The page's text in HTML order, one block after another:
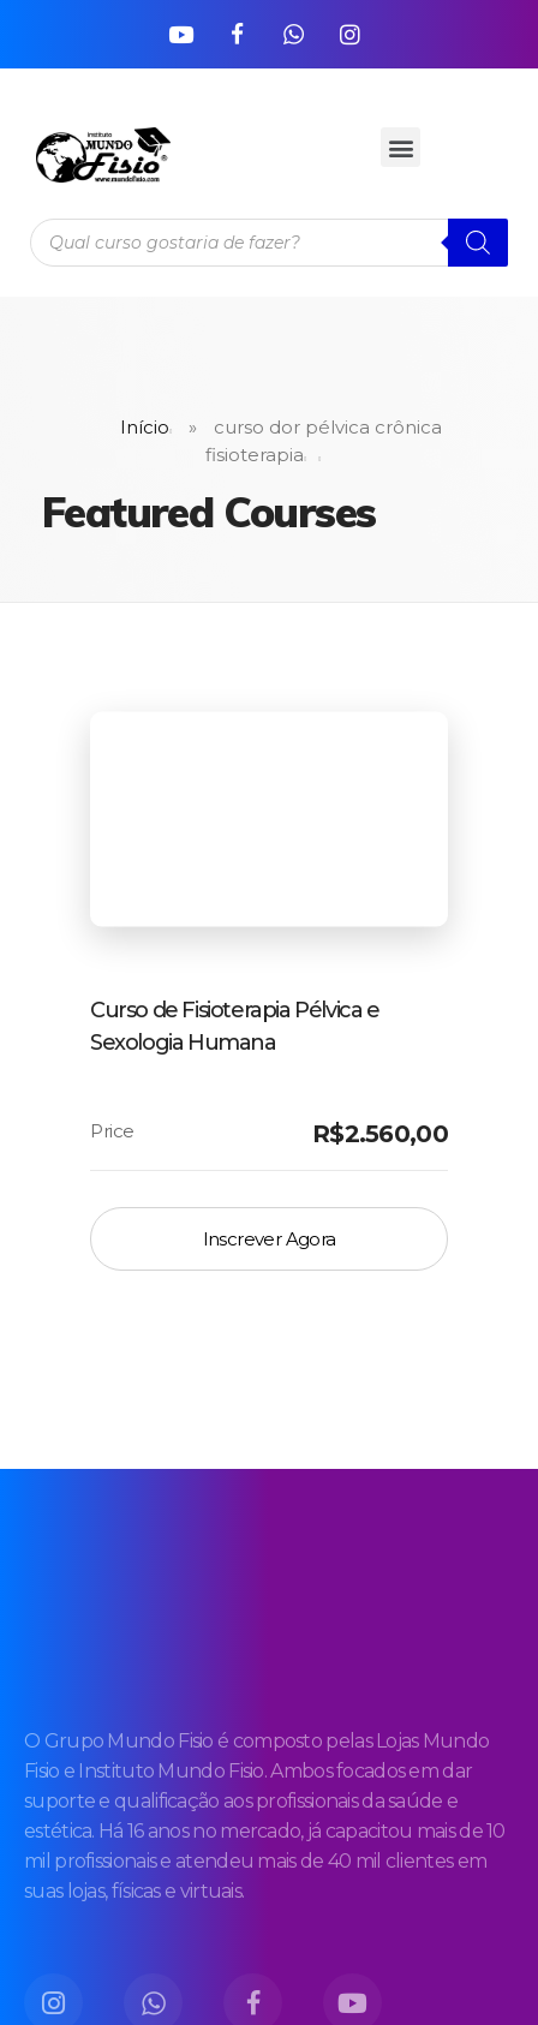
Início »
curso dor pélvica crônica
fisioterapia
Featured Courses
Curso de Fisioterapia Pélvica e
Sexologia Humana
R$2.560,00
Inscrever Agora
O Grupo Mundo Fisio é composto pelas Lojas Mundo
Fisio e Instituto Mundo Fisio. Ambos focados em dar
suporte e qualificação aos profissionais da saúde e
estética. Há 16 anos no mercado, já capacitou mais de 10
mil profissionais e atendeu mais de 40 mil clientes em
suas lojas, físicas e virtuais.